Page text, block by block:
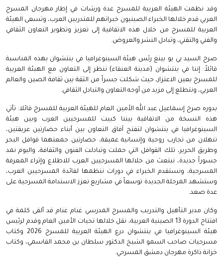
وقد نظمت الهيئة العربية للمسرح عدة ورشات في إطار مهرجان المسرح
العربي قدم خلالها الخبراء الصينيون خبراتهم للمتدربين العرب، وتسعى الهيئة
العربية للمسرح من خلال هذه الاتفاقية إلى تعزيز وتطوير التعاون الثقافي
والفني والتقني، وتبادل النشر والعروض.
صرح السيد يي يو بينغ رئس هيئة السينوغرافيا في ينتشوان بهذه المناسبة
قائلاً: إننا في ينتشوان (مدينة العنقاء) ننظر إلى التعاون مع الهيئة العربية
للمسرح بعين الاعتزاز، حيث شكلت جسراً من الثقة بين ثقافة الصين والعالم
العربي، ونتطلع إلى مزيد من أوجه التعاون والتبادل الثقافي.
بدوره صرح إسماعيل عبد الله الأمين العام للهيئة العربية للمسرح قائلا: تأتي
هذه النسخة من الاتفاقية بيننا كبيت للمسرحيين العرب وبين هيئة
السينوغرافيا في ينتشوان لتفتح آفاق التعاون بين أبناء حضارتين عريقتين،
تنهلان من تجارب روحية وإنسانية عميقة، حضارتين جمعتهما قوافل البحر
وطريق الحرير، تلك القوافل التي حملت وتبادلت الفنون والثقافة، واليوم نمد
جسوراً جديدة، نبتعث من خلالها المسرحيين العرب للاطلاع وإثراء المعرفة
المسرحية، ونستقدم الخبراء في دورات ننظمها لفائدة المسرحيين العرب،
وستشهد المرحلة الجديدة توسعاً في مشاريع تعزز الاستدامة المسرحية على
عدة صعد.
وكان مدير التأهيل والتدريب والمسرح المدرسي غنام غنام قد ألقى كلمة في
افتتاح الدورة 13 الصينية العربية، نقل خلالها تحيات الأمين العام وقدم لرئيس
هيئة السينوغرافيا في ينتشوان درع الهيئة العربية للمسرح 2026 وكتاب
مسرحيات صاحب السمو الشيخ الدكتور سلطان بن محمد القاسمي، وكتاب
خزانة ذاكرة مهرجان دمشق المسرحي.